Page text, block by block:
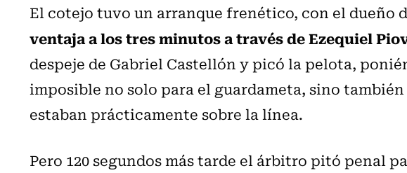
El cotejo tuvo un arranque frenético, con el dueño
ventaja a los tres minutos a través de Ezequiel
despeje de Gabriel Castellón y picó la pelota,
imposible no solo para el guardameta, sino también
estaban prácticamente sobre la línea.
Pero 120 segundos más tarde el árbitro pitó penal